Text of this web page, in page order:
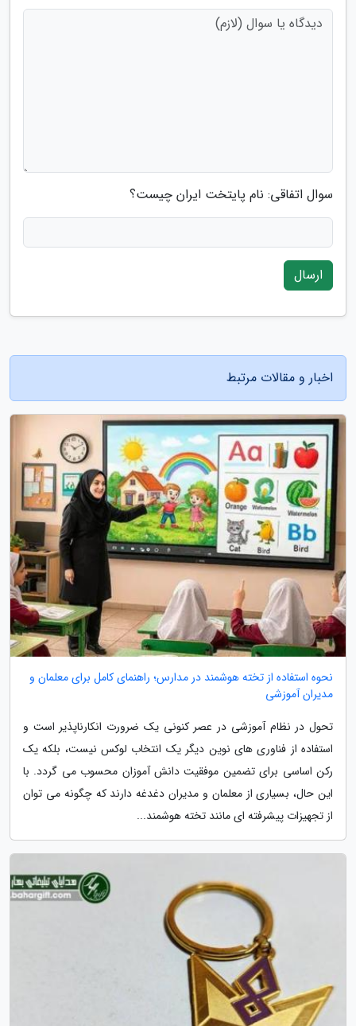
سوال اتفاقی: نام پایتخت ایران چیست؟
ارسال
اخبار و مقالات مرتبط
نحوه استفاده از تخته هوشمند در مدارس؛ راهنمای کامل برای معلمان و
مدیران آموزشی
تحول در نظام آموزشی در عصر کنونی یک ضرورت انکارناپذیر است و
استفاده از فناوری های نوین دیگر یک انتخاب لوکس نیست، بلکه یک
رکن اساسی برای تضمین موفقیت دانش آموزان محسوب می گردد. با
این حال، بسیاری از معلمان و مدیران دغدغه دارند که چگونه می توان
از تجهیزات پیشرفته ای مانند تخته هوشمند...